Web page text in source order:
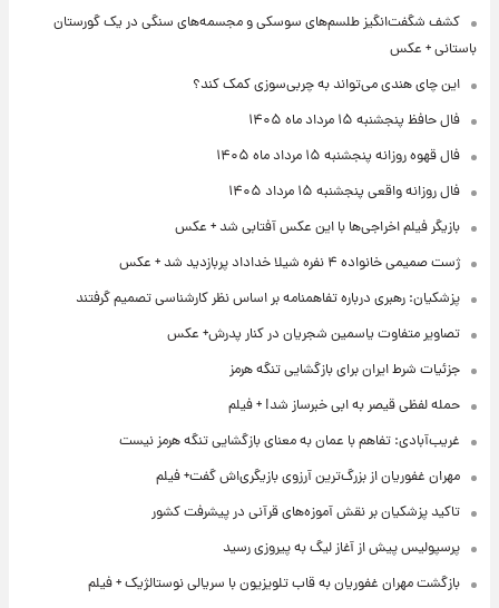
کشف شگفت‌انگیز طلسم‌های سوسکی و مجسمه‌های سنگی در یک گورستان
باستانی + عکس
این چای هندی می‌تواند به چربی‌سوزی کمک کند؟
فال حافظ پنجشنبه ۱۵ مرداد ماه ۱۴۰۵
فال قهوه روزانه پنجشنبه ۱۵ مرداد ماه ۱۴۰۵
فال روزانه واقعی پنجشنبه ۱۵ مرداد ۱۴۰۵
بازیگر فیلم اخراجی‌ها با این عکس آفتابی شد + عکس
ژست صمیمی خانواده ۴ نفره شیلا خداداد پربازدید شد + عکس
پزشکیان: رهبری درباره تفاهمنامه بر اساس نظر کارشناسی تصمیم گرفتند
تصاویر متفاوت یاسمین شجریان در کنار پدرش+ عکس
جزئیات شرط ایران برای بازگشایی تنگه هرمز
حمله لفظی قیصر به ابی خبرساز شد! + فیلم
غریب‌آبادی: تفاهم با عمان به معنای بازگشایی تنگه هرمز نیست
مهران غفوریان از بزرگ‌ترین آرزوی بازیگری‌اش گفت+ فیلم
تاکید پزشکیان بر نقش آموزه‌های قرآنی در پیشرفت کشور
پرسپولیس پیش از آغاز لیگ به پیروزی رسید
بازگشت مهران غفوریان به قاب تلویزیون با سریالی نوستالژیک + فیلم